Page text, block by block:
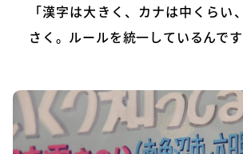
「漢字は大きく、カナは中くらい
さく。ルールを統一しているんです